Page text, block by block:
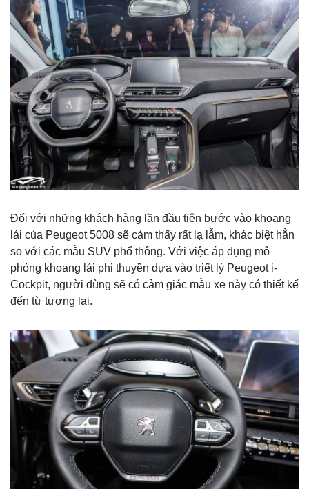
Đối với những khách hàng lần đầu tiên bước vào khoang
lái của Peugeot 5008 sẽ cảm thấy rất lạ lẫm, khác biệt hẳn
so với các mẫu SUV phổ thông. Với việc áp dụng mô
phỏng khoang lái phi thuyền dựa vào triết lý Peugeot i-
Cockpit, người dùng sẽ có cảm giác mẫu xe này có thiết kế
đến từ tương lai.